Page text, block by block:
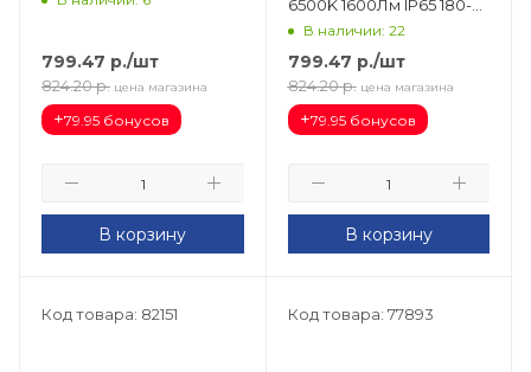
799.47 р./шт
824.20 р. цена магазина
+79.95 бонусов
В корзину
6500K 1600Лм IP65 180-
265V AL5090 (685х65х35)
аналог ЛСП 2х18 32597
В наличии: 22
799.47 р./шт
824.20 р. цена магазина
+79.95 бонусов
В корзину
Код товара: 82151 Код товара: 77893